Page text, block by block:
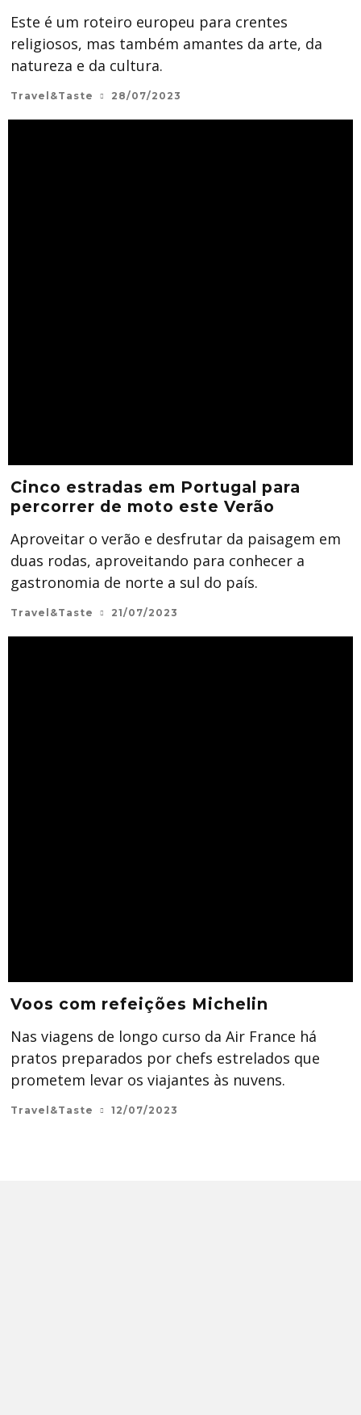
Este é um roteiro europeu para crentes
religiosos, mas também amantes da arte, da
natureza e da cultura.
Travel&Taste 28/07/2023
Cinco estradas em Portugal para
percorrer de moto este Verão
Aproveitar o verão e desfrutar da paisagem em
duas rodas, aproveitando para conhecer a
gastronomia de norte a sul do país.
Travel&Taste 21/07/2023
Voos com refeições Michelin
Nas viagens de longo curso da Air France há
pratos preparados por chefs estrelados que
prometem levar os viajantes às nuvens.
Travel&Taste 12/07/2023